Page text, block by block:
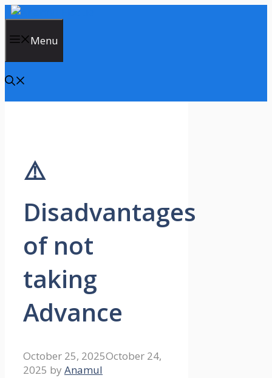
Skip
contentMenu
⚠️
Disadvantages
of not
taking
Advance
October 25, 2025October 24,
2025 by Anamul